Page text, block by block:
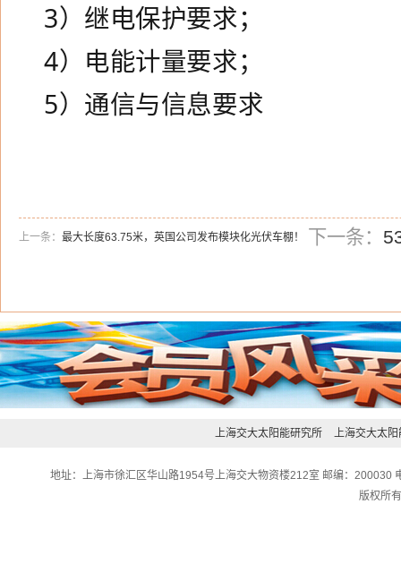
3）继电保护要求；
4）电能计量要求；
5）通信与信息要求
上一条： 最大长度63.75米，英国公司发布模块化光伏车棚！ 下一条：
上海交大太阳能研究所 上海交大太阳
地址：上海市徐汇区华山路1954号上海交大物资楼212室 邮编：
版权所